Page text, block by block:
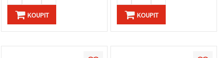
KOUPIT KOUPIT